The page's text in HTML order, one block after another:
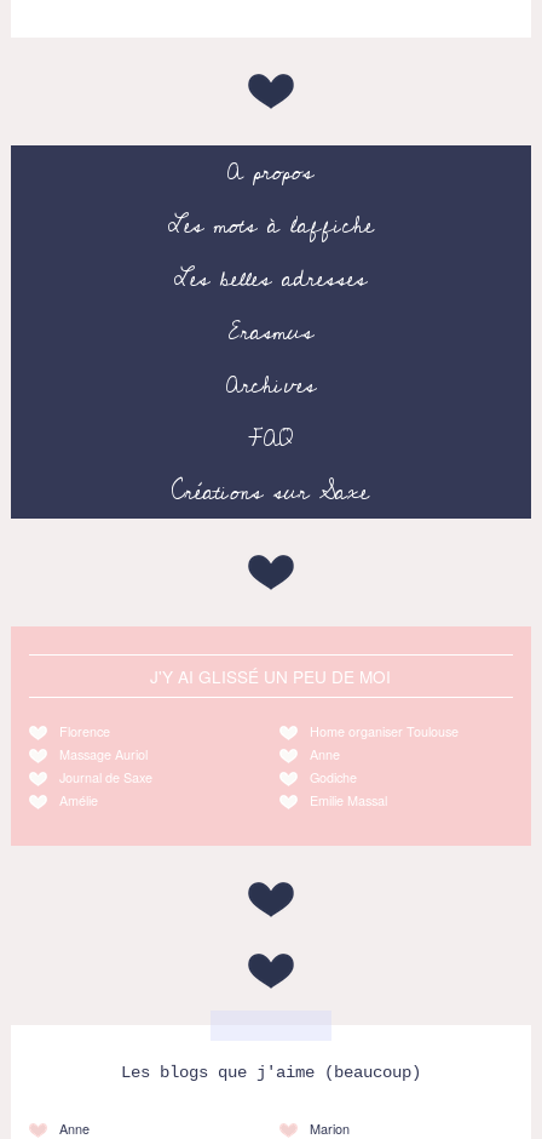
A propos
Les mots à l’affiche
Les belles adresses
Erasmus
Archives
FAQ
Créations sur Saxe
J'Y AI GLISSÉ UN PEU DE MOI
Florence
Massage Auriol
Journal de Saxe
Amélie
Home organiser Toulouse
Anne
Godiche
Emilie Massal
Les blogs que j'aime (beaucoup)
Anne
Marion